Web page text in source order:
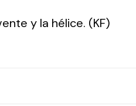
y la hélice. (KF)